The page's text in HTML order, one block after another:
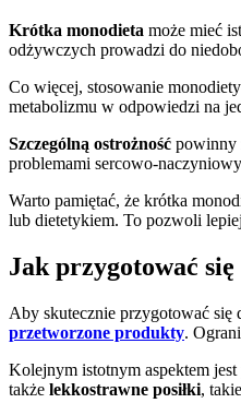
Krótka monodieta może mieć
odżywczych prowadzi do
Co więcej, stosowanie
metabolizmu w odpowiedzi na
Szczególną ostrożność powinny
problemami sercowo-
Warto pamiętać, że krótka
lub dietetykiem. To pozwoli
Jak przygotować
Aby skutecznie przygotować
przetworzone produkty.
Kolejnym istotnym aspektem
także lekkostrawne posiłki,